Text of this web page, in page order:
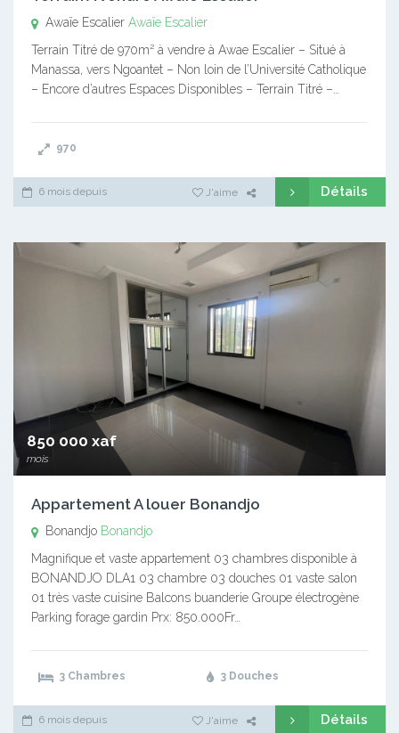
Awaïe Escalier Awaïe Escalier
Terrain Titré de 970m² à vendre à Awae Escalier – Situé à
Manassa, vers Ngoantet – Non loin de l’Université Catholique
– Encore d’autres Espaces Disponibles – Terrain Titré –…
970
6 mois depuis J'aime Détails
850 000 xaf
mois
Appartement A louer Bonandjo
Bonandjo Bonandjo
Magnifique et vaste appartement 03 chambres disponible à
BONANDJO DLA1 03 chambre 03 douches 01 vaste salon
01 très vaste cuisine Balcons buanderie Groupe électrogène
Parking forage gardin Prx: 850.000Fr…
3 Chambres 3 Douches
6 mois depuis J'aime Détails